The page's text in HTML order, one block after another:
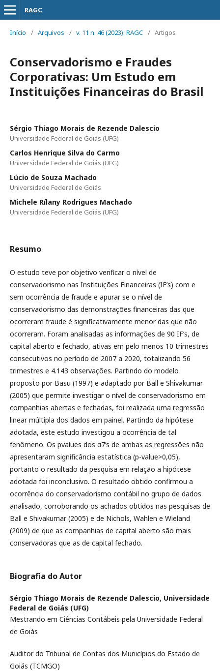
RAGC
Início / Arquivos / v. 11 n. 46 (2023): RAGC / Artigos
Conservadorismo e Fraudes
Corporativas: Um Estudo em
Instituições Financeiras do Brasil
Sérgio Thiago Morais de Rezende Dalescio
Universidade Federal de Goiás (UFG)
Carlos Henrique Silva do Carmo
Universidade Federal de Goiás (UFG)
Lúcio de Souza Machado
Universidade Federal de Goiás
Michele Rílany Rodrigues Machado
Universidade Federal de Goiás (UFG)
Resumo
O estudo teve por objetivo verificar o nível de
conservadorismo nas Instituições Financeiras (IF’s) com e
sem ocorrência de fraude e apurar se o nível de
conservadorismo das demonstrações financeiras das que
ocorreram fraude é significativamente menor das que não
ocorreram. Foram analisadas as informações de 90 IF’s, de
capital aberto e fechado, ativas em pelo menos 10 trimestres
consecutivos no período de 2007 a 2020, totalizando 56
trimestres e 4.143 observações. Partindo do modelo
proposto por Basu (1997) e adaptado por Ball e Shivakumar
(2005) que permite investigar o nível de conservadorismo em
companhias abertas e fechadas, foi realizada uma regressão
linear múltipla dos dados em painel. Partindo da hipótese
adotada, este estudo investigou a ocorrência de tal
fenômeno. Os pvalues dos α7’s de ambas as regressões não
apresentaram significância estatística (p-value>0,05),
portanto o resultado da pesquisa em relação a hipótese
adotada foi inconclusivo. O resultado obtido confirmou a
ocorrência do conservadorismo contábil no grupo de dados
analisado, corroborando os achados obtidos nas pesquisas de
Ball e Shivakumar (2005) e de Nichols, Wahlen e Wieland
(2009) de que as companhias de capital aberto são mais
conservadoras que as de capital fechado.
Biografia do Autor
Sérgio Thiago Morais de Rezende Dalescio, Universidade
Federal de Goiás (UFG)
Mestrando em Ciências Contábeis pela Universidade Federal
de Goiás
Auditor do Tribunal de Contas dos Municípios do Estado de
Goiás (TCMGO)